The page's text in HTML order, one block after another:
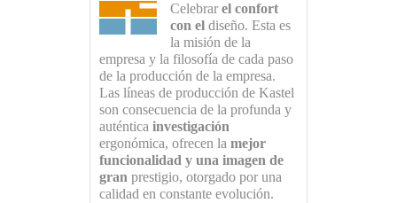
Celebrar el confort
con el diseño. Esta es
la misión de la
empresa y la filosofía de cada paso
de la producción de la empresa.
Las líneas de producción de Kastel
son consecuencia de la profunda y
auténtica investigación
ergonómica, ofrecen la mejor
funcionalidad y una imagen de
gran prestigio, otorgado por una
calidad en constante evolución.